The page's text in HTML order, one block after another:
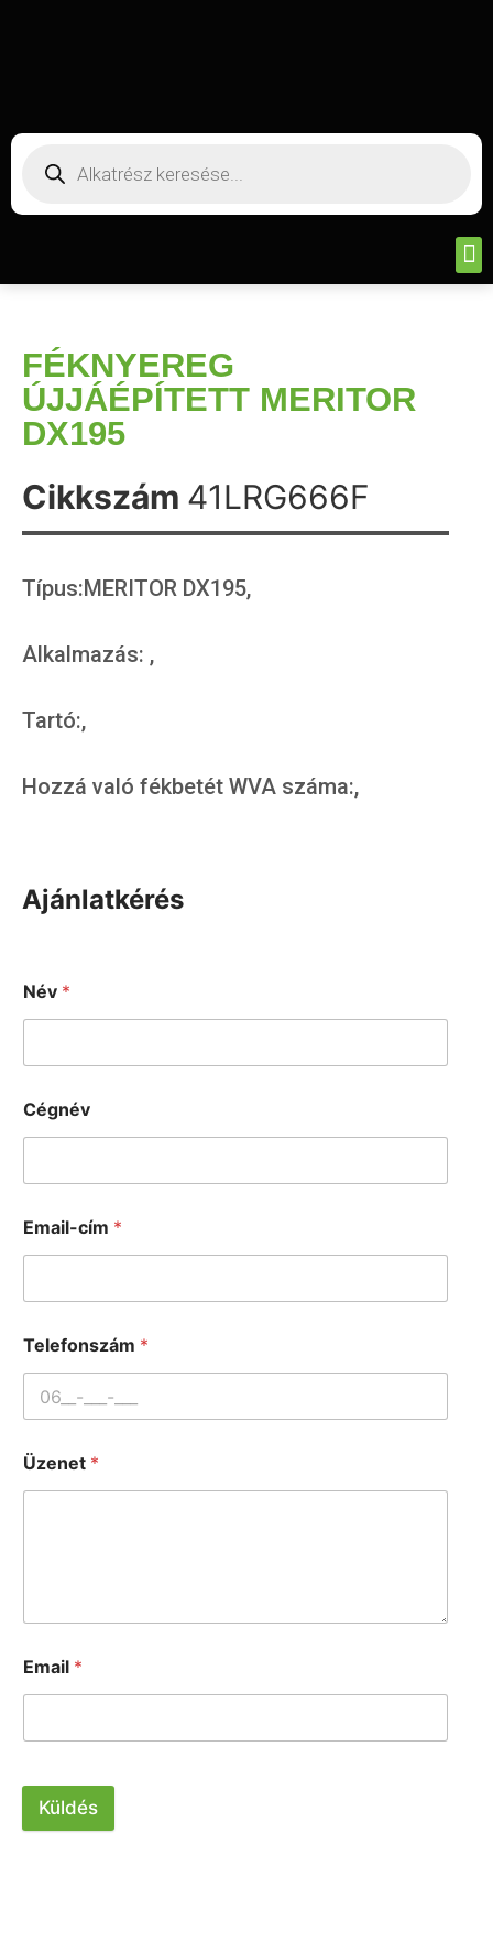
FÉKNYEREG
ÚJJÁÉPÍTETT MERITOR
DX195
Cikkszám 41LRG666F
Típus:MERITOR DX195,
Alkalmazás: ,
Tartó:,
Hozzá való fékbetét WVA száma:,
Ajánlatkérés
Név *
Cégnév
Email-cím *
Telefonszám *
Üzenet *
Email *
Küldés